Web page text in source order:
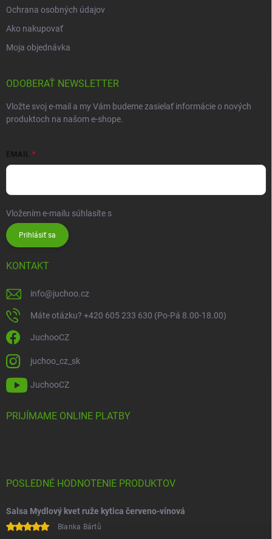
Ochrana osobných údajov
Ako nakupovať
Moja objednávka
ODOBERAŤ NEWSLETTER
Vložte svoj e-mail a my Vám budeme zasielať informácie o nových
produktoch na našom e-shope.
EMAIL
Vložením e-mailu súhlasíte s
Prihlásiť sa
KONTAKT
info@juchoo.cz
Máte otázku? +420 605 233 630 (Po-Pá 8.00-18.00)
JuchooCZ
juchoo_cz_sk
JuchooCZ
PRIJÍMAME ONLINE PLATBY
POSLEDNÉ HODNOTENIE PRODUKTOV
Salsa Mydlový kvet ruže kytica červeno-vínová
Blanka Bártů